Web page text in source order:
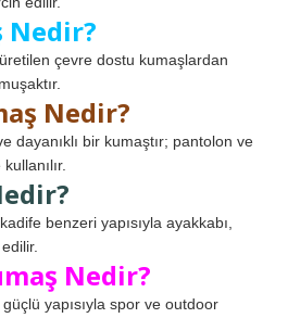
Nedir?
çevre dostu kumaşlardan
Nedir?
dayanıklı bir kumaştır; pantolon ve
benzeri yapısıyla ayakkabı,
Nedir?
yapısıyla spor ve outdoor